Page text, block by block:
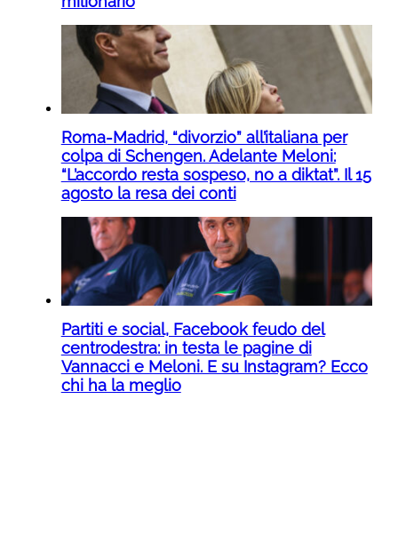
Roma-Madrid, “divorzio” all’italiana per
colpa di Schengen. Adelante Meloni:
“L’accordo resta sospeso, no a diktat”. Il 15
agosto la resa dei conti
Partiti e social, Facebook feudo del
centrodestra: in testa le pagine di
Vannacci e Meloni. E su Instagram? Ecco
chi ha la meglio